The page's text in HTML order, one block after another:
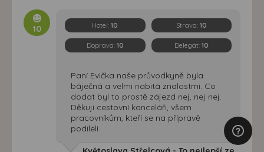
10 Hotel:10 Strava: 10
Doprava: 10 Delegát: 10
Paní Evička naše průvodkyně byla
báječná a velmi nabitá znalostmi. Co
dodat byl to prostě zájezd nej, nej nej.
Děkuji cestovní kanceláři, všem
pracovníkům, kteří se na přípravě
podíleli.